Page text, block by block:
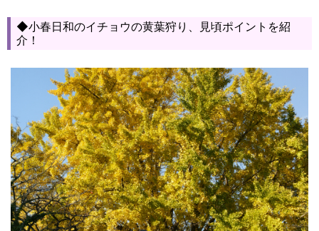
◆小春日和のイチョウの黄葉狩り、見頃ポイントを紹
介！